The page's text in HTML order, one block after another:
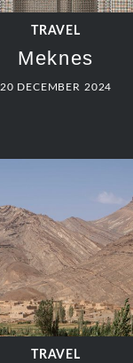
TRAVEL
Meknes
20 DECEMBER 2024
TRAVEL